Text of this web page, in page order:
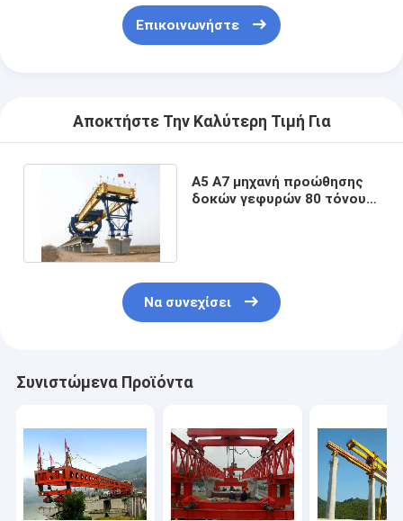
Επικοινωνήστε
Αποκτήστε Την Καλύτερη Τιμή Για
A5 A7 μηχανή προώθησης
δοκών γεφυρών 80 τόνου
Να συνεχίσει
Συνιστώμενα Προϊόντα